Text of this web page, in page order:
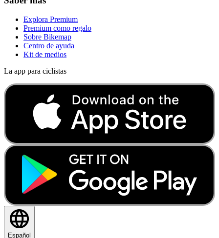
Explora Premium
Premium como regalo
Sobre Bikemap
Centro de ayuda
Kit de medios
La app para ciclistas
Español